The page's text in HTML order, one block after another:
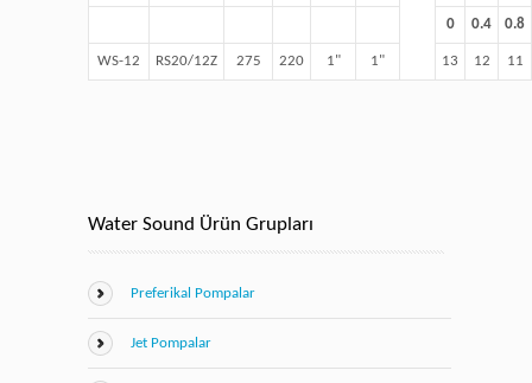
0 0.4 0.8
WS-12 RS20/12Z 275 220 1" 1" 13 12 11
Water Sound Ürün Grupları
Preferikal Pompalar
Jet Pompalar